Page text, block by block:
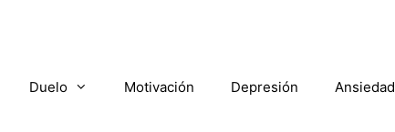
Duelo Motivación Depresión Ansiedad